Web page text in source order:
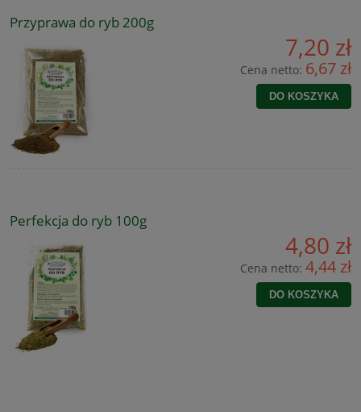
Przyprawa do ryb 200g
7,20 zł
Cena netto: 6,67 zł
DO KOSZYKA
Perfekcja do ryb 100g
4,80 zł
Cena netto: 4,44 zł
DO KOSZYKA